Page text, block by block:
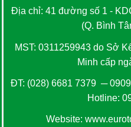
Địa chỉ: 41 đường số 1 -
(Q. Bình
MST: 0311259943 do Sở
Minh cấp
ĐT: (028) 6681 7379 ─
Hotline:
Website: